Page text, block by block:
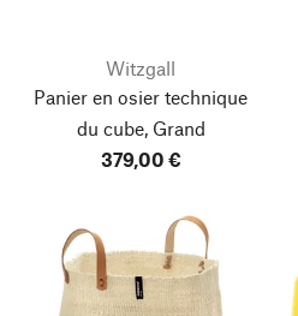
Witzgall
Panier en osier technique
du cube, Grand
379,00 €